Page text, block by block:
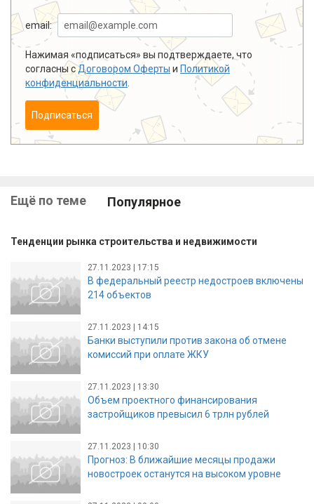
email:
Нажимая «подписаться» вы подтверждаете, что
согласны сДоговором Оферты и Политикой
конфиденциальности
Подписаться
Ещё по теме Популярное
Тенденции рынка строительства и недвижимости
27.11.2023 | 17:15
В федеральный реестр недостроев включены
214 объектов
27.11.2023 | 14:15
Банки выступили против закона об отмене
комиссий при оплате ЖКУ
27.11.2023 | 13:30
Объем проектного финансирования
застройщиков превысил 6 трлн рублей
27.11.2023 | 10:30
Прогноз: В ближайшие месяцы продажи
новостроек останутся на высоком уровне